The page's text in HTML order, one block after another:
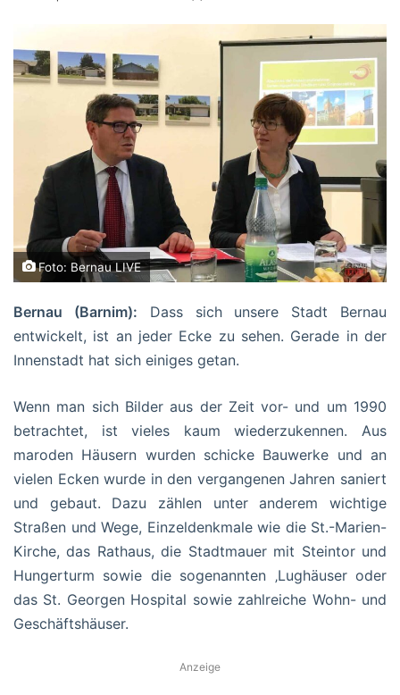
Foto: Bernau LIVE
Bernau (Barnim): Dass sich unsere Stadt Bernau
entwickelt, ist an jeder Ecke zu sehen. Gerade in der
Innenstadt hat sich einiges getan.
Wenn man sich Bilder aus der Zeit vor- und um 1990
betrachtet, ist vieles kaum wiederzukennen. Aus
maroden Häusern wurden schicke Bauwerke und an
vielen Ecken wurde in den vergangenen Jahren saniert
und gebaut. Dazu zählen unter anderem wichtige
Straßen und Wege, Einzeldenkmale wie die St.-Marien-
Kirche, das Rathaus, die Stadtmauer mit Steintor und
Hungerturm sowie die sogenannten ‚Lughäuser oder
das St. Georgen Hospital sowie zahlreiche Wohn- und
Geschäftshäuser.
Anzeige